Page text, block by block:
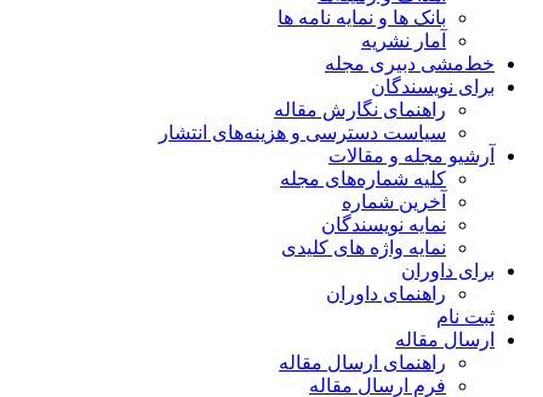
بانک ها و نمایه نامه ها
آمار نشریه
خط‌مشی دبیری مجله
برای نویسندگان
راهنمای نگارش مقاله
سیاست دسترسی و هزینه‌های انتشار
آرشیو مجله و مقالات
کلیه شماره‌های مجله
آخرین شماره
نمایه نویسندگان
نمایه واژه های کلیدی
برای داوران
راهنمای داوران
ثبت نام
ارسال مقاله
راهنمای ارسال مقاله
فرم ارسال مقاله